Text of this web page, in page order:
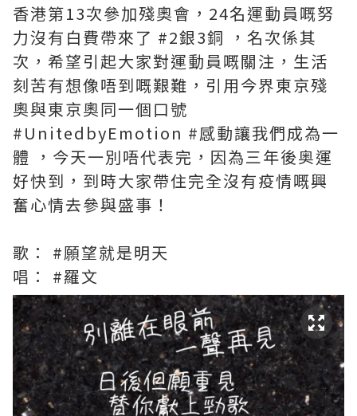
香港第13次參加殘奧會，24名運動員嘅努
力沒有白費帶來了 #2銀3銅 ，名次係其
次，希望引起大家對運動員嘅關注，生活
刻苦有想像唔到嘅艱難，引用今界東京殘
奧與東京奧同一個口號
#UnitedbyEmotion #感動讓我們成為一
體 ，今天一別唔代表完，因為三年後奥運
好快到，到時大家帶住完全沒有疫情嘅興
奮心情去參與盛事！
歌： #願望就是明天
唱： #羅文